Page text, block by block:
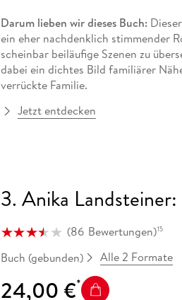
Darum lieben wir dieses Buch:Dieser
ein eher nachdenklich stimmender
scheinbar beiläufige Szenen zu
dabei ein dichtes Bild familiärer
verrückte Familie.
Jetzt entdecken
3. Anika Landsteiner:
(86 Bewertungen)15
Buch (gebunden) Alle 2 Formate
24,00 €